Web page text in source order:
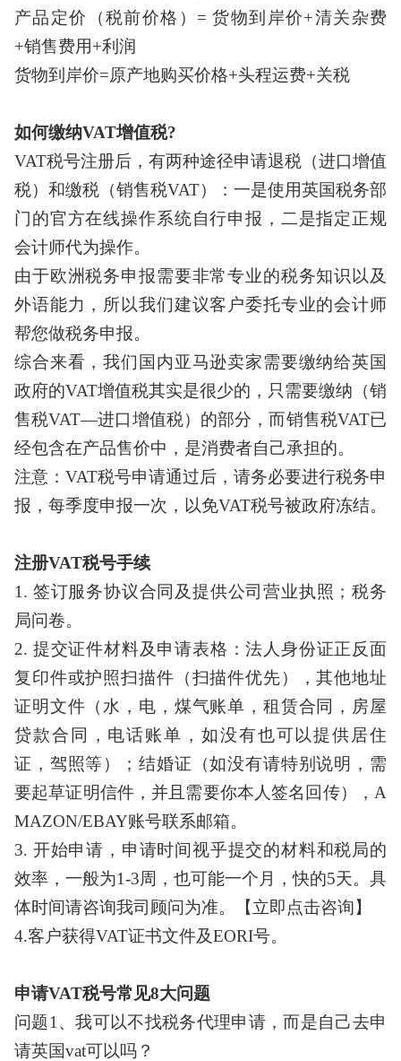
产品定价（税前价格） = 货物到岸价+清关杂费
+销售费用+利润
货物到岸价=原产地购买价格+头程运费+关税
如何缴纳VAT增值税?
VAT税号注册后，有两种途径申请退税（进口增值
税）和缴税（销售税VAT）：一是使用英国税务部
门的官方在线操作系统自行申报，二是指定正规
会计师代为操作。
由于欧洲税务申报需要非常专业的税务知识以及
外语能力，所以我们建议客户委托专业的会计师
帮您做税务申报。
综合来看，我们国内亚马逊卖家需要缴纳给英国
政府的VAT增值税其实是很少的，只需要缴纳（销
售税VAT—进口增值税）的部分，而销售税VAT已
经包含在产品售价中，是消费者自己承担的。
注意： VAT税号申请通过后，请务必要进行税务申
报，每季度申报一次，以免VAT税号被政府冻结。
注册VAT税号手续
1. 签订服务协议合同及提供公司营业执照；税务
局问卷。
2. 提交证件材料及申请表格：法人身份证正反面
复印件或护照扫描件（扫描件优先），其他地址
证明文件（水，电，煤气账单，租赁合同，房屋
贷款合同，电话账单，如没有也可以提供居住
证，驾照等）；结婚证（如没有请特别说明，需
要起草证明信件，并且需要你本人签名回传），A
MAZON/EBAY账号联系邮箱。
3. 开始申请，申请时间视乎提交的材料和税局的
效率，一般为1-3周，也可能一个月，快的5天。具
体时间请咨询我司顾问为准。【立即点击咨询】
4.客户获得VAT证书文件及EORI号。
申请VAT税号常见8大问题
问题1、我可以不找税务代理申请，而是自己去申
请英国vat可以吗？